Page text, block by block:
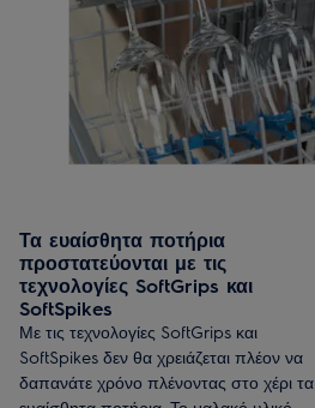
Τα ευαίσθητα ποτήρια
προστατεύονται με τις
τεχνολογίες SoftGrips και
SoftSpikes
Με τις τεχνολογίες SoftGrips και
SoftSpikes δεν θα χρειάζεται πλέον να
δαπανάτε χρόνο πλένοντας στο χέρι τα